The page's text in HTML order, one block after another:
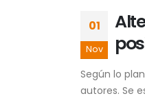
01
Nov
Según lo
autores. Se